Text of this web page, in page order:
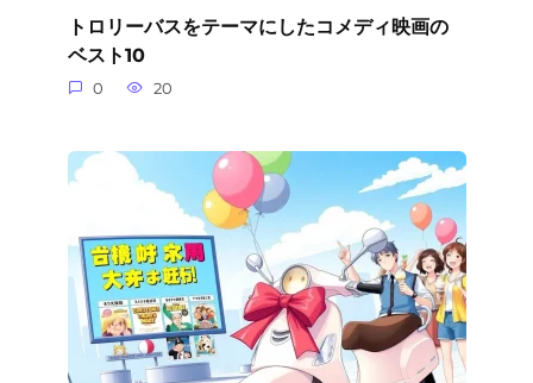
トロリーバスをテーマにしたコメディ映画の
ベスト10
0 20